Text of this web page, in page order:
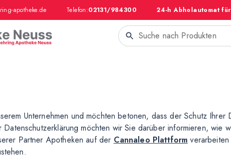
apotheke.de Telefon:02131/984300 24-h Abholautomat
Unternehmen und möchten betonen, dass der Schutz Ihrer
möchten wir Sie darüber informieren, wie
Partner Apotheken auf der Cannaleo Plattform